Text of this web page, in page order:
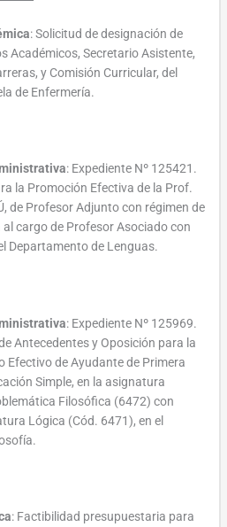
: Solicitud de designación de
Académicos, Secretario Asistente,
y Comisión Curricular, del
de Enfermería.
: Expediente Nº 125421.
la Promoción Efectiva de la Prof.
de Profesor Adjunto con régimen de
cargo de Profesor Asociado con
Departamento de Lenguas.
: Expediente Nº 125969.
Antecedentes y Oposición para la
Efectivo de Ayudante de Primera
Simple, en la asignatura
Filosófica (6472) con
Lógica (Cód. 6471), en el
: Factibilidad presupuestaria para